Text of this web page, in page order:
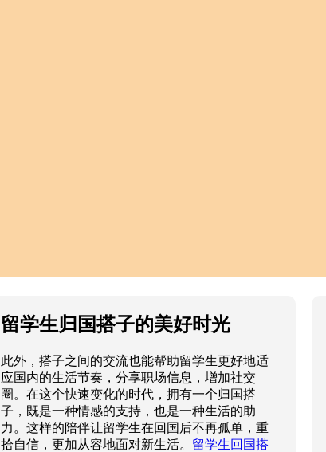
留学生归国搭子的美好时光
此外，搭子之间的交流也能帮助留学生更好地适
应国内的生活节奏，分享职场信息，增加社交
圈。在这个快速变化的时代，拥有一个归国搭
子，既是一种情感的支持，也是一种生活的助
力。这样的陪伴让留学生在回国后不再孤单，重
拾自信，更加从容地面对新生活。 留学生回国搭